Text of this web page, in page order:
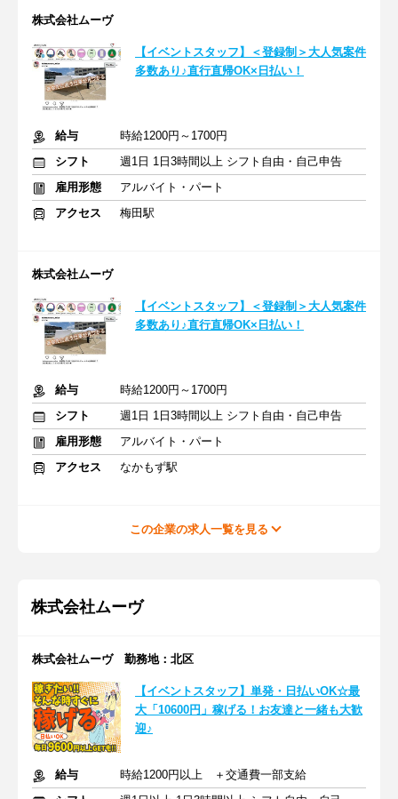
株式会社ムーヴ
【イベントスタッフ】＜登録制＞大人気案件
多数あり♪直行直帰OK×日払い！
給与
時給1200円～1700円
シフト
週1日 1日3時間以上 シフト自由・自己申告
雇用形態
アルバイト・パート
アクセス
梅田駅
株式会社ムーヴ
【イベントスタッフ】＜登録制＞大人気案件
多数あり♪直行直帰OK×日払い！
給与
時給1200円～1700円
シフト
週1日 1日3時間以上 シフト自由・自己申告
雇用形態
アルバイト・パート
アクセス
なかもず駅
この企業の求人一覧を見る
株式会社ムーヴ
株式会社ムーヴ 勤務地：北区
【イベントスタッフ】単発・日払いOK☆最
大「10600円」稼げる！お友達と一緒も大歓
迎♪
給与
時給1200円以上 ＋交通費一部支給